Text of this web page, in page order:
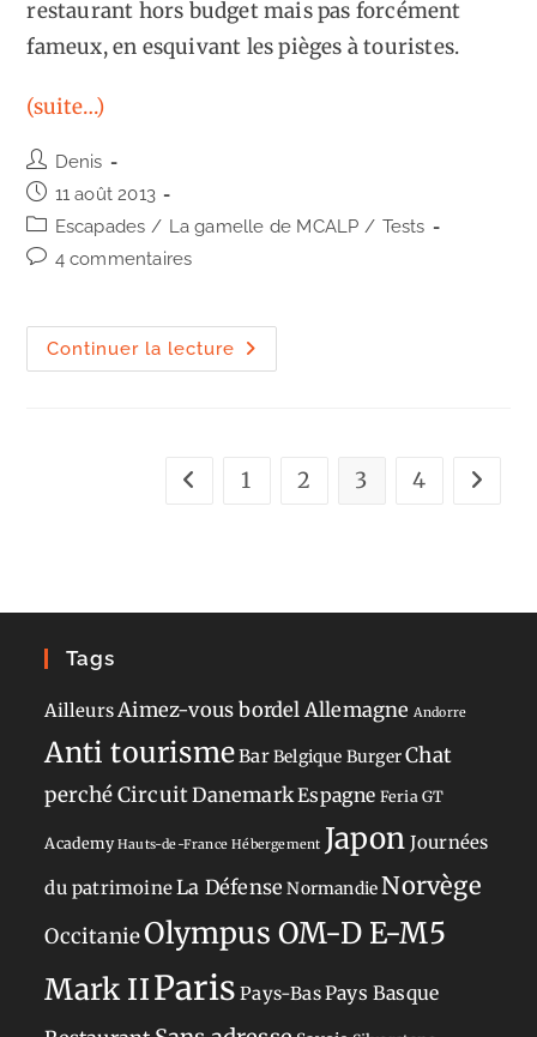
restaurant hors budget mais pas forcément
fameux, en esquivant les pièges à touristes.
(suite…)
Auteur/autrice
de
publication :
Denis
Publication
publiée :
11 août 2013
Post
category:
Escapades / La gamelle de MCALP / Tests
Commentaires
publication :
4 commentaires
Continuer la lecture Biarritz
Go to the previous page
1 2 3 4 Aller à
Tags
AilleursAimez-vous bordel Allemagne Andorre
Anti tourismeBarBelgique BurgerChat
perchéCircuitDanemarkEspagne Feria GT
Academy Hauts-de-France Hébergement Japon Journées
du patrimoineLa Défense NormandieNorvège
OccitanieOlympus OM-D E-M5
Mark IIParis Pays-BasPays Basque